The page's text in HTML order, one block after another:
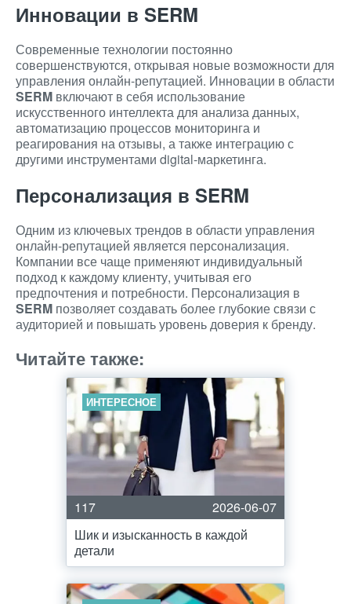
Инновации в SERM
Современные технологии постоянно
совершенствуются, открывая новые возможности для
управления онлайн-репутацией. Инновации в области
SERM включают в себя использование
искусственного интеллекта для анализа данных,
автоматизацию процессов мониторинга и
реагирования на отзывы, а также интеграцию с
другими инструментами digital-маркетинга.
Персонализация в SERM
Одним из ключевых трендов в области управления
онлайн-репутацией является персонализация.
Компании все чаще применяют индивидуальный
подход к каждому клиенту, учитывая его
предпочтения и потребности. Персонализация в
SERM позволяет создавать более глубокие связи с
аудиторией и повышать уровень доверия к бренду.
Читайте также:
ИНТЕРЕСНОЕ
117
2026-06-07
Шик и изысканность в каждой
детали